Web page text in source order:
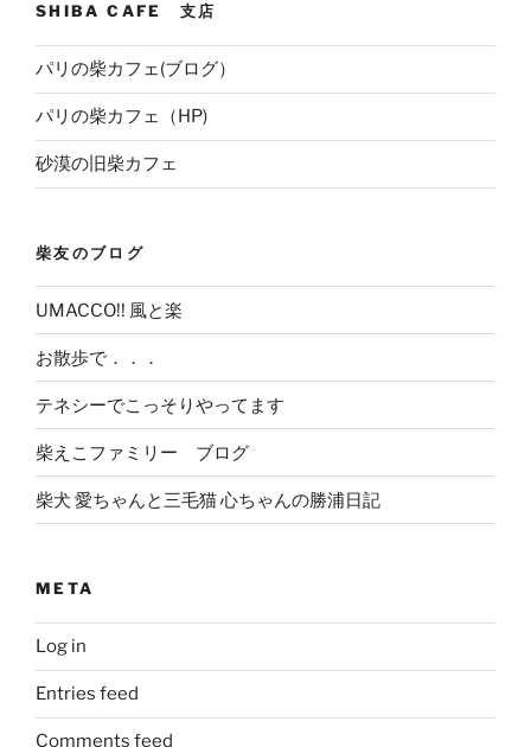
SHIBA CAFE 支店
パリの柴カフェ(ブログ）
パリの柴カフェ（HP)
砂漠の旧柴カフェ
柴友のブログ
UMACCO!! 風と楽
お散歩で．．．
テネシーでこっそりやってます
柴えこファミリー ブログ
柴犬 愛ちゃんと三毛猫 心ちゃんの勝浦日記
META
Log in
Entries feed
Comments feed